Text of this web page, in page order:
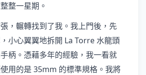
整一星期。
，輾轉找到了我。我上門後，先
小心翼翼地拆開 La Torre 水龍頭
柄。憑藉多年的經驗，我一看就
用的是 35mm 的標準規格。我將